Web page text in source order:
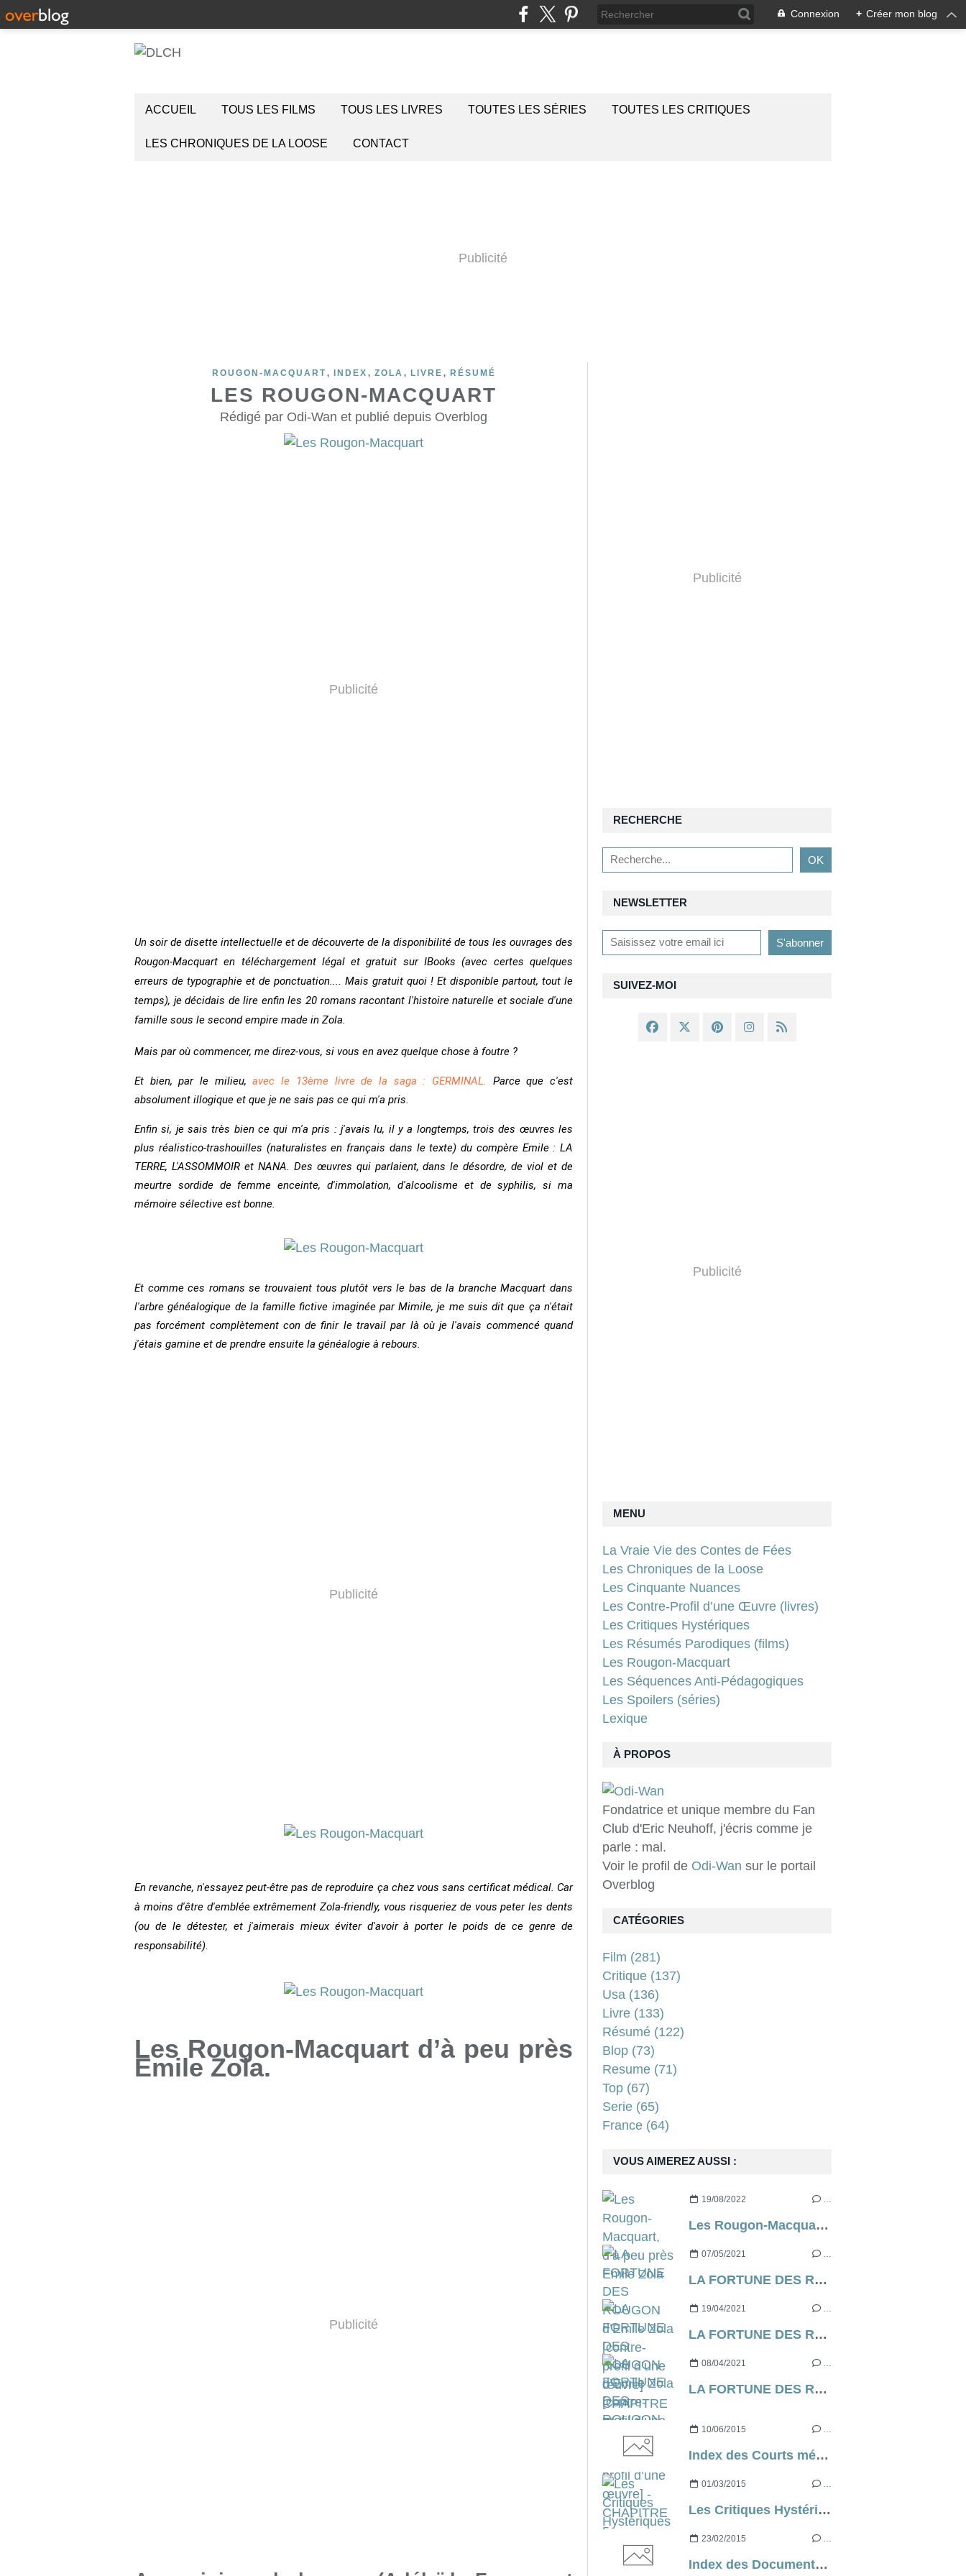
Connexion + Créer mon blog
ACCUEIL TOUS LES FILMS TOUS LES LIVRES TOUTES LES SÉRIES TOUTES LES CRITIQUES
LES CHRONIQUES DE LA LOOSE CONTACT
Publicité
ROUGON-MACQUART, INDEX , ZOLA , LIVRE , RÉSUMÉ
LES ROUGON-MACQUART
Rédigé par Odi-Wan et publié depuis Overblog
Publicité
Un soir de disette intellectuelle et de découverte de la disponibilité de tous les ouvrages des
Rougon-Macquart en téléchargement légal et gratuit sur IBooks (avec certes quelques
erreurs de typographie et de ponctuation.... Mais gratuit quoi ! Et disponible partout, tout le
temps), je décidais de lire enfin les 20 romans racontant l'histoire naturelle et sociale d'une
famille sous le second empire made in Zola.
Mais par où commencer, me direz-vous, si vous en avez quelque chose à foutre ?
Et bien, par le milieu, avec le 13ème livre de la saga : GERMINAL. Parce que c'est
absolument illogique et que je ne sais pas ce qui m'a pris.
Enfin si, je sais très bien ce qui m'a pris : j'avais lu, il y a longtemps, trois des œuvres les
plus réalistico-trashouilles (naturalistes en français dans le texte) du compère Emile : LA
TERRE, L'ASSOMMOIR et NANA. Des œuvres qui parlaient, dans le désordre, de viol et de
meurtre sordide de femme enceinte, d'immolation, d'alcoolisme et de syphilis, si ma
mémoire sélective est bonne.
Et comme ces romans se trouvaient tous plutôt vers le bas de la branche Macquart dans
l'arbre généalogique de la famille fictive imaginée par Mimile, je me suis dit que ça n'était
pas forcément complètement con de finir le travail par là où je l'avais commencé quand
j'étais gamine et de prendre ensuite la généalogie à rebours.
Publicité
En revanche, n'essayez peut-être pas de reproduire ça chez vous sans certificat médical. Car
à moins d'être d'emblée extrêmement Zola-friendly, vous risqueriez de vous peter les dents
(ou de le détester, et j'aimerais mieux éviter d'avoir à porter le poids de ce genre de
responsabilité).
Les Rougon-Macquart d’à peu près
Emile Zola.
Publicité
Publicité
NEWSLETTER
SUIVEZ-MOI
RECHERCHE
À PROPOS
Fondatrice et unique membre du Fan
Club d'Eric Neuhoff, j'écris comme je
parle : mal.
Voir le profil de Odi-Wan sur le portail
Overblog
Publicité
VOUS AIMEREZ AUSSI :
19/08/2022 …
Les Rougon-Macquart, d’à peu près Emile Zola
07/05/2021 …
LA FORTUNE DES ROUGON d’Emile Zola [contre-profil d’une œuvre] - CHAPITRE 7
19/04/2021 …
LA FORTUNE DES ROUGON d’Emile Zola [contre-profil d’une œuvre] - CHAPITRE 6
08/04/2021 …
LA FORTUNE DES ROUGON d’Emile Zola [contre-profil d’une œuvre] - CHAPITRE 5
10/06/2015 …
Index des Courts métrages
01/03/2015 …
Les Critiques Hystériques
23/02/2015 …
Index des Documentaires
MENU
La Vraie Vie des Contes de Fées
Les Chroniques de la Loose
Les Cinquante Nuances
Les Contre-Profil d’une Œuvre (livres)
Les Critiques Hystériques
Les Résumés Parodiques (films)
Les Rougon-Macquart
Les Séquences Anti-Pédagogiques
Les Spoilers (séries)
Lexique
CATÉGORIES
Film (281)
Critique (137)
Usa (136)
Livre (133)
Résumé (122)
Blop (73)
Resume (71)
Top (67)
Serie (65)
France (64)